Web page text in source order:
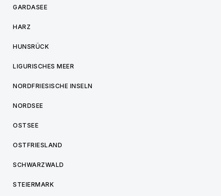
GARDASEE
HARZ
HUNSRÜCK
LIGURISCHES MEER
NORDFRIESISCHE INSELN
NORDSEE
OSTSEE
OSTFRIESLAND
SCHWARZWALD
STEIERMARK